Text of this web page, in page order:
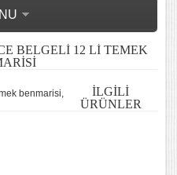
BELGELI 12 LI TEMEK
benmarisi,
İLGILI
ÜRÜNLER